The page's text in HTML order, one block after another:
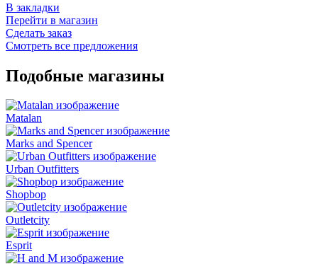
В закладки
Перейти в магазин
Сделать заказ
Смотреть все предложения
Подобные магазины
Matalan
Marks and Spencer
Urban Outfitters
Shopbop
Outletcity
Esprit